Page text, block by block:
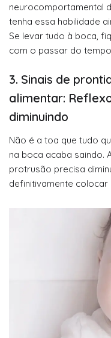
neurocomportamental
tenha essa habilidade
Se levar tudo à boca,
com o passar do tempo
3. Sinais de
alimentar:
diminuindo
Não é a toa que tudo
na boca acaba saindo.
protrusão precisa
definitivamente